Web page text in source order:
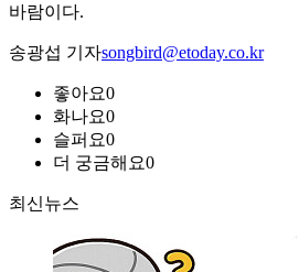
바람이다.
송광섭 기자songbird@etoday.co.kr
좋아요0
화나요0
슬퍼요0
더 궁금해요0
최신뉴스